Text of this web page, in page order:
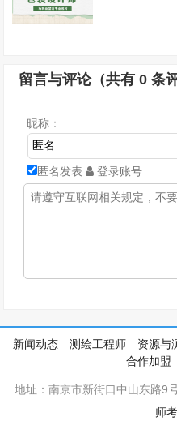
留言与评论（共有0 条
昵称：
匿名发表 登录账号
新闻动态 测绘工程师 资源与
合作加盟
地址：南京市新街口中山东路9
师